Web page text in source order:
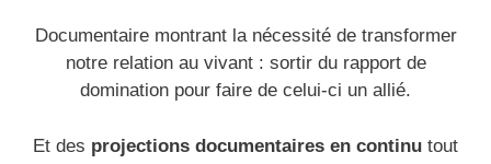
Documentaire montrant la nécessité de transformer
notre relation au vivant : sortir du rapport de
domination pour faire de celui-ci un allié.
Et des projections documentaires en continu tout